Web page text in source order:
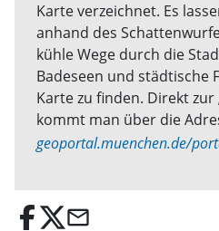
Karte verzeichnet. Es
anhand des
kühle Wege durch die
Badeseen und städtische
Karte zu finden. Direkt zur
kommt man über die
geoportal.muenchen.de/
email